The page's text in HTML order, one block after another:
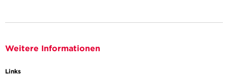
Weitere Informationen
Links